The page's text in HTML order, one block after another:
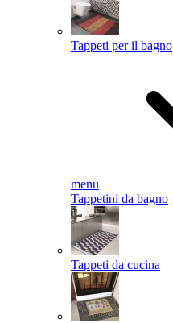
Tappeti per il bagno
menu
Tappetini da bagno
Tappeti da cucina